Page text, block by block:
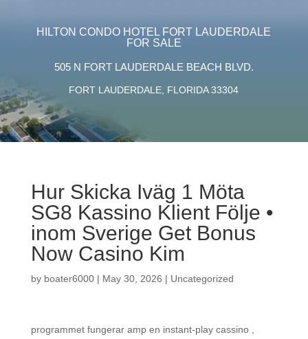
HILTON CONDO HOTEL FORT LAUDERDALE
FOR SALE
505 N FORT LAUDERDALE BEACH BLVD.
FORT LAUDERDALE, FLORIDA 33304
Hur Skicka Iväg 1 Möta
SG8 Kassino Klient Följe •
inom Sverige Get Bonus
Now Casino Kim
by boater6000| May 30, 2026 | Uncategorized
programmet fungerar amp en instant-play cassino ,